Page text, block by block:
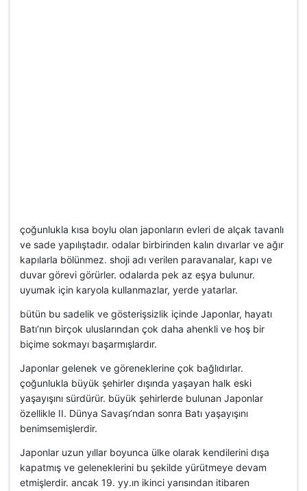
çoğunlukla kısa boylu olan japonların evleri de alçak tavanlı
ve sade yapılıştadır. odalar birbirinden kalın dıvarlar ve ağır
kapılarla bölünmez. shoji adı verilen paravanalar, kapı ve
duvar görevi görürler. odalarda pek az eşya bulunur.
uyumak için karyola kullanmazlar, yerde yatarlar.
bütün bu sadelik ve gösterişsizlik içinde Japonlar, hayatı
Batı’nın birçok uluslarından çok daha ahenkli ve hoş bir
biçime sokmayı başarmışlardır.
Japonlar gelenek ve göreneklerine çok bağlıdırlar.
çoğunlukla büyük şehirler dışında yaşayan halk eski
yaşayışını sürdürür. büyük şehirlerde bulunan Japonlar
özellikle II. Dünya Savaşı’ndan sonra Batı yaşayışını
benimsemişlerdir.
Japonlar uzun yıllar boyunca ülke olarak kendilerini dışa
kapatmış ve geleneklerini bu şekilde yürütmeye devam
etmişlerdir. ancak 19. yy.ın ikinci yarısından itibaren